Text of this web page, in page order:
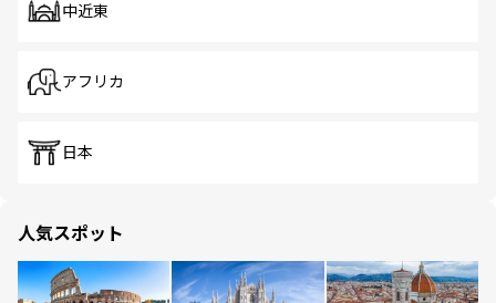
中近東
アフリカ
日本
人気スポット